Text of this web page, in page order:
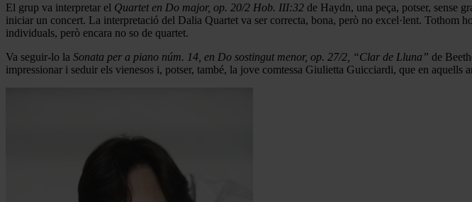
El grup va interpretar el Quartet en Do major, op. 20/2 Hob. III:32 de Haydn, una peça, potser, sense
iniciar un concert. La interpretació del Dalia Quartet va ser correcta, bona, però no excel·lent. Tothom
individuals, però encara no so de quartet.
Va seguir-lo la Sonata per a piano núm. 14, en Do sostingut menor, op. 27/2, “Clar de Lluna” de
impressionar i seduir els vienesos i, potser, també, la jove comtessa Giulietta Guicciardi, que en